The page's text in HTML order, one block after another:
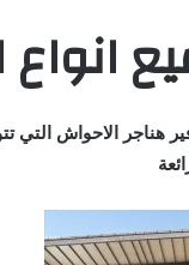
انواع
هناجر الاحواش التي